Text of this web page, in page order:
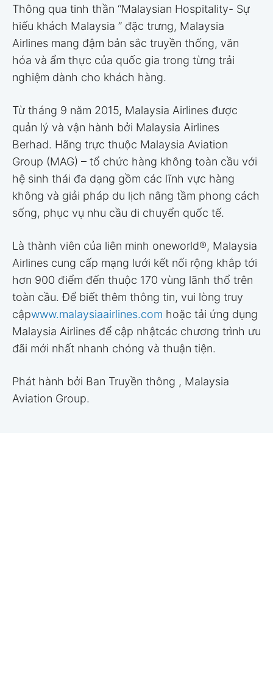
Thông qua tinh thần “Malaysian Hospitality- Sự
hiếu khách Malaysia ” đặc trưng, Malaysia
Airlines mang đậm bản sắc truyền thống, văn
hóa và ẩm thực của quốc gia trong từng trải
nghiệm dành cho khách hàng.
Từ tháng 9 năm 2015, Malaysia Airlines được
quản lý và vận hành bởi Malaysia Airlines
Berhad. Hãng trực thuộc Malaysia Aviation
Group (MAG) – tổ chức hàng không toàn cầu với
hệ sinh thái đa dạng gồm các lĩnh vực hàng
không và giải pháp du lịch nâng tầm phong cách
sống, phục vụ nhu cầu di chuyển quốc tế.
Là thành viên của liên minh oneworld®, Malaysia
Airlines cung cấp mạng lưới kết nối rộng khắp tới
hơn 900 điểm đến thuộc 170 vùng lãnh thổ trên
toàn cầu. Để biết thêm thông tin, vui lòng truy
cậpwww.malaysiaairlines.com hoặc tải ứng dụng
Malaysia Airlines để cập nhậtcác chương trình ưu
đãi mới nhất nhanh chóng và thuận tiện.
Phát hành bởi Ban Truyền thông , Malaysia
Aviation Group.